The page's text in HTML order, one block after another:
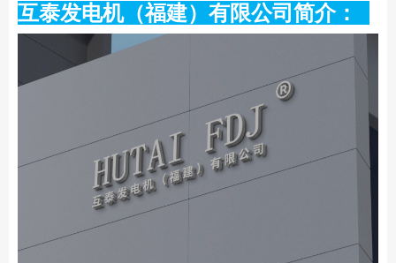
互泰发电机（福建）有限公司简介：